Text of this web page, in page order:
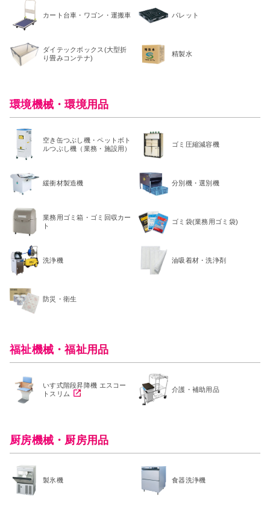
カート台車・ワゴン・運搬車 パレット
ダイテックボックス(大型折
り畳みコンテナ)
精製水
環境機械・環境用品
空き缶つぶし機・ペットボト
ルつぶし機（業務・施設用）
ゴミ圧縮減容機
緩衝材製造機 分別機・選別機
業務用ゴミ箱・ゴミ回収カー
ト
ゴミ袋(業務用ゴミ袋)
洗浄機 油吸着材・洗浄剤
防災・衛生
福祉機械・福祉用品
いす式階段昇降機 エスコー
トスリム
介護・補助用品
厨房機械・厨房用品
製氷機 食器洗浄機